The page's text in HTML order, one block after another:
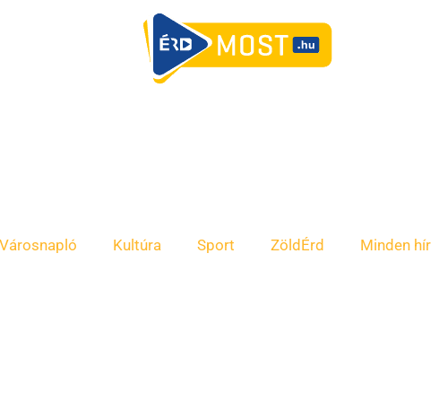
Városnapló Kultúra Sport ZöldÉrd Minden hír